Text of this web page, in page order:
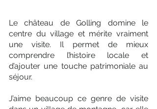
Le château de Golling domine le
centre du village et mérite vraiment
une visite. Il permet de mieux
comprendre l’histoire locale et
d’ajouter une touche patrimoniale au
séjour.
J’aime beaucoup ce genre de visite